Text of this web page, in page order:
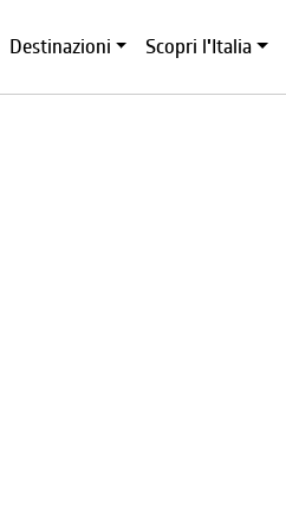
Destinazioni Scopri l'Italia